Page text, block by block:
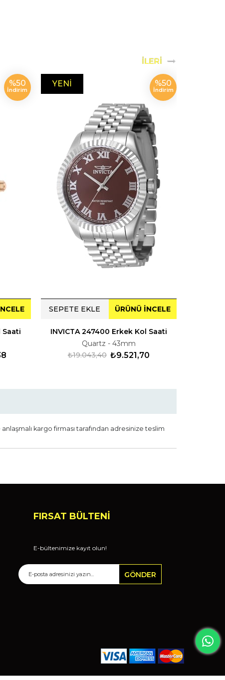
Saati
%50
İndirim
INVICTA 247400 Erkek Kol Saati
Quartz - 43mm
₺9.521,70
₺19.043,40
SEPETE EKLE ÜRÜNÜ İNCELE
%50
İndirim
YENI
kargo firması tarafından adresinize teslim
FIRSAT BÜLTENİ
E-bültenimize kayıt olun!
GÖNDER